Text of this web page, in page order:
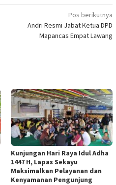
Pos berikutnya
Andri Resmi Jabat Ketua DPD
Mapancas Empat Lawang
Kunjungan Hari Raya Idul Adha
1447 H, Lapas Sekayu
Maksimalkan Pelayanan dan
Kenyamanan Pengunjung